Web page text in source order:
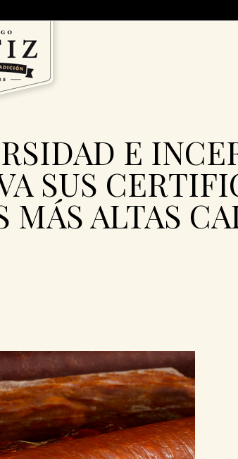
E
SUS
MÁS ALTAS